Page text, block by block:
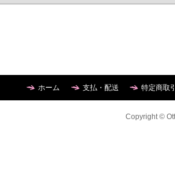
ホーム 支払・配送 特定商取
Copyright ©